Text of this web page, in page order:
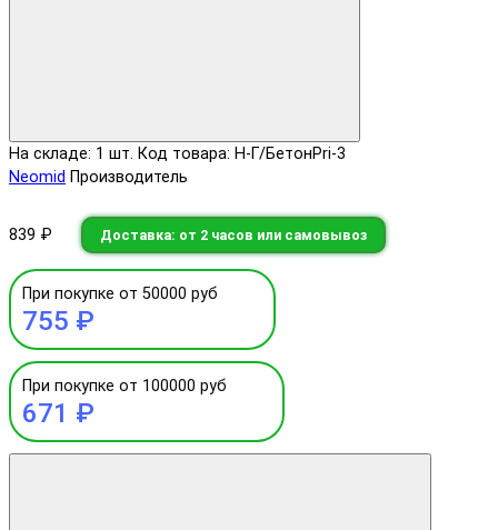
На складе: 1 шт. Код товара: Н-Г/БетонPri-3
Neomid Производитель
839 ₽ Доставка: от 2 часов или самовывоз
При покупке от 50000 руб
755 ₽
При покупке от 100000 руб
671 ₽